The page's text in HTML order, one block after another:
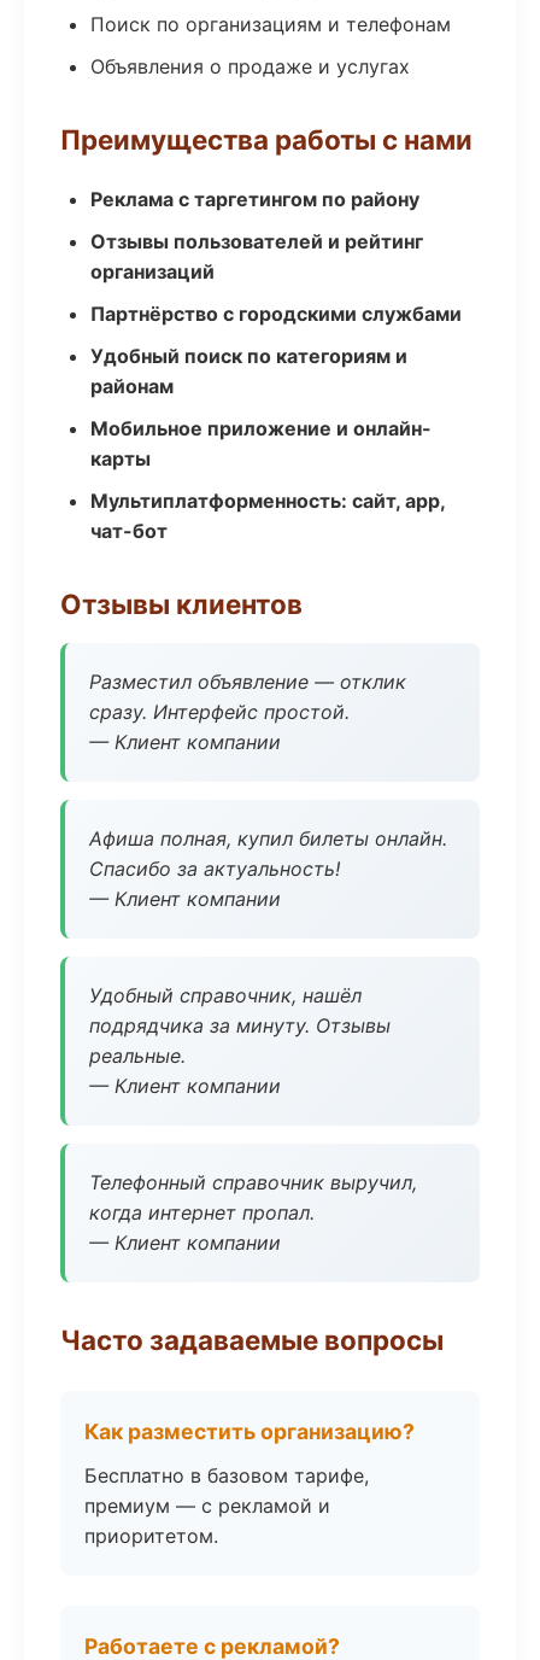
Поиск по организациям и телефонам
Объявления о продаже и услугах
Преимущества работы с нами
Реклама с таргетингом по району
Отзывы пользователей и рейтинг
организаций
Партнёрство с городскими службами
Удобный поиск по категориям и
районам
Мобильное приложение и онлайн-
карты
Мультиплатформенность: сайт, app,
чат-бот
Отзывы клиентов
Разместил объявление — отклик
сразу. Интерфейс простой.
— Клиент компании
Афиша полная, купил билеты онлайн.
Спасибо за актуальность!
— Клиент компании
Удобный справочник, нашёл
подрядчика за минуту. Отзывы
реальные.
— Клиент компании
Телефонный справочник выручил,
когда интернет пропал.
— Клиент компании
Часто задаваемые вопросы
Как разместить организацию?
Бесплатно в базовом тарифе,
премиум — с рекламой и
приоритетом.
Работаете с рекламой?